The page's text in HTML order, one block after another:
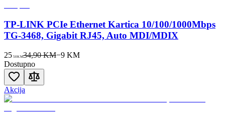
TP-LINK PCIe Ethernet Kartica 10/100/1000Mbps
TG-3468, Gigabit RJ45, Auto MDI/MDIX
25 50KM34,90 KM−9KM
Dostupno
Akcija